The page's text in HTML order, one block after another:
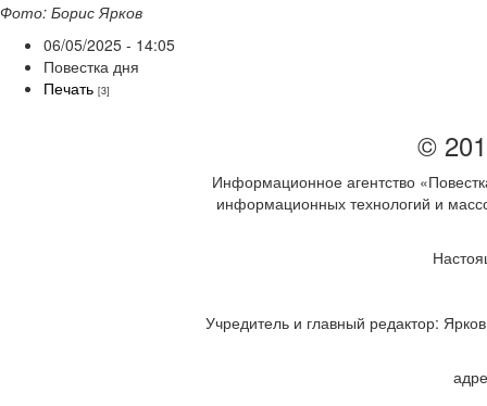
Фото: Борис Ярков
06/05/2025 - 14:05
Повестка дня
Печать [3]
©
Информационное агентство
информационных технологий и
Учредитель и главный редактор: